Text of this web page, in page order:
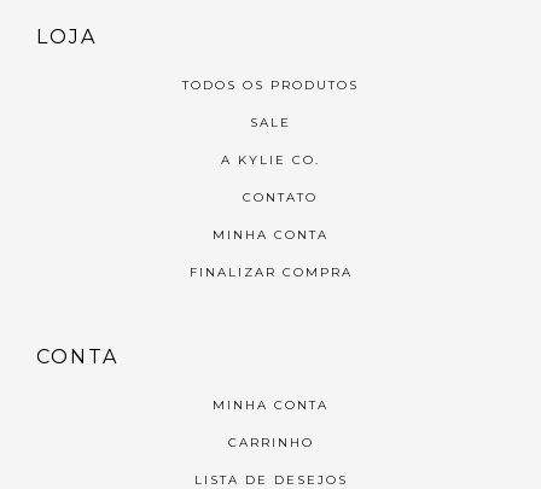
LOJA
TODOS OS PRODUTOS
SALE
A KYLIE CO.
CONTATO
MINHA CONTA
FINALIZAR COMPRA
CONTA
MINHA CONTA
CARRINHO
LISTA DE DESEJOS